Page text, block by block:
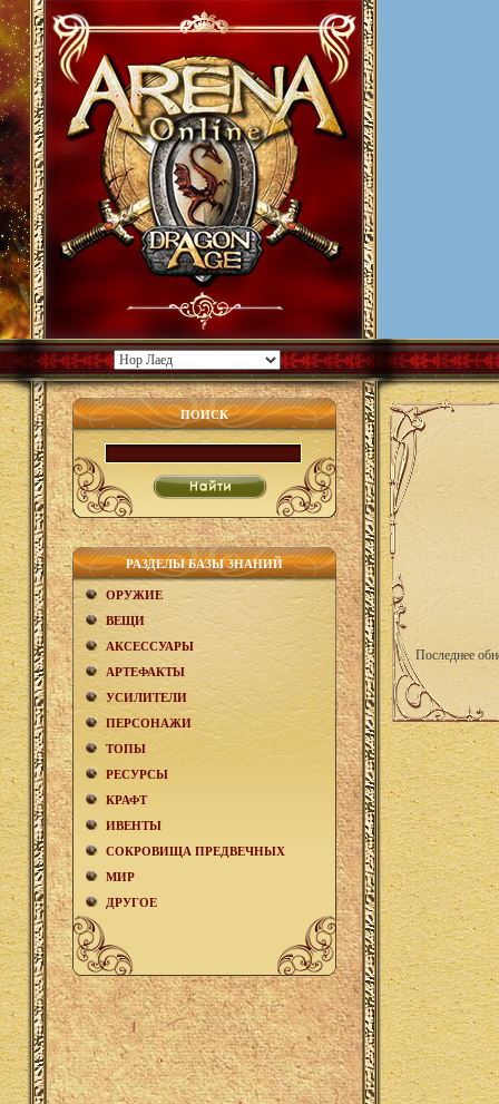
ПОИСК
РАЗДЕЛЫ БАЗЫ ЗНАНИЙ
ОРУЖИЕ
ВЕЩИ
АКCЕСCУАРЫ
АРТЕФАКТЫ
УСИЛИТЕЛИ
ПЕРСОНАЖИ
ТОПЫ
РЕСУРСЫ
КРАФТ
ИВЕНТЫ
СОКРОВИЩА ПРЕДВЕЧНЫХ
МИР
ДРУГОЕ
Последнее